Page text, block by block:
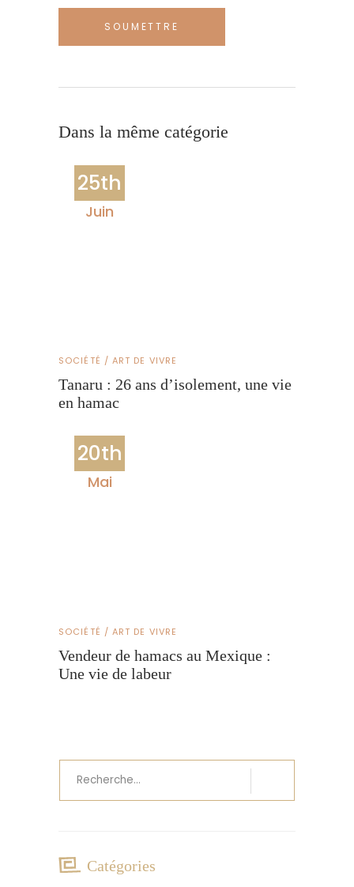
Dans la même catégorie
25th
Juin
SOCIÉTÉ / ART DE VIVRE
Tanaru : 26 ans d’isolement, une vie
en hamac
20th
Mai
SOCIÉTÉ / ART DE VIVRE
Vendeur de hamacs au Mexique :
Une vie de labeur
pour
Catégories